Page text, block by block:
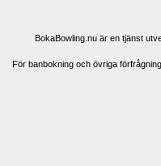
BokaBowling.nu är en tjänst
För banbokning och övriga